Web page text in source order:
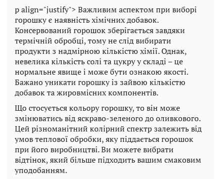
p align="justify"> Важливим аспектом при виборі
горошку є наявність хімічних добавок.
Консервований горошок зберігається завдяки
термічній обробці, тому не слід вибирати
продукти з надмірною кількістю хімії. Однак,
невелика кількість солі та цукру у складі – це
нормальне явище і може бути ознакою якості.
Бажано уникати горошку із зайвою кількістю
добавок та жировмісних компонентів.
Що стосується кольору горошку, то він може
змінюватись від яскраво-зеленого до оливкового.
Цей різноманітний колірний спектр залежить від
умов теплової обробки, яку піддається горошок
при його виробництві. Ви можете вибрати
відтінок, який більше підходить вашим смаковим
уподобанням.